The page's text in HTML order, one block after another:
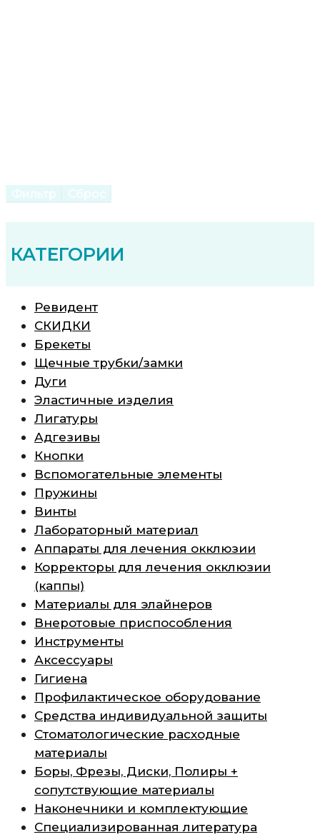
Фильтр Сброс
КАТЕГОРИИ
Ревидент
СКИДКИ
Брекеты
Щечные трубки/замки
Дуги
Эластичные изделия
Лигатуры
Адгезивы
Кнопки
Вспомогательные элементы
Пружины
Винты
Лабораторный материал
Аппараты для лечения окклюзии
Корректоры для лечения окклюзии
(каппы)
Материалы для элайнеров
Внеротовые приспособления
Инструменты
Аксессуары
Гигиена
Профилактическое оборудование
Средства индивидуальной защиты
Стоматологические расходные
материалы
Боры, Фрезы, Диски, Полиры +
сопутствующие материалы
Наконечники и комплектующие
Специализированная литература